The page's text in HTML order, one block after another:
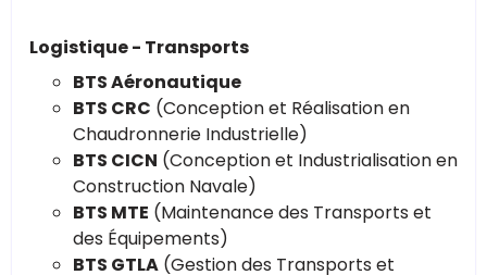
Logistique - Transports
BTS Aéronautique
BTS CRC (Conception et Réalisation en
Chaudronnerie Industrielle)
BTS CICN (Conception et Industrialisation en
Construction Navale)
BTS MTE (Maintenance des Transports et
des Équipements)
BTS GTLA (Gestion des Transports et